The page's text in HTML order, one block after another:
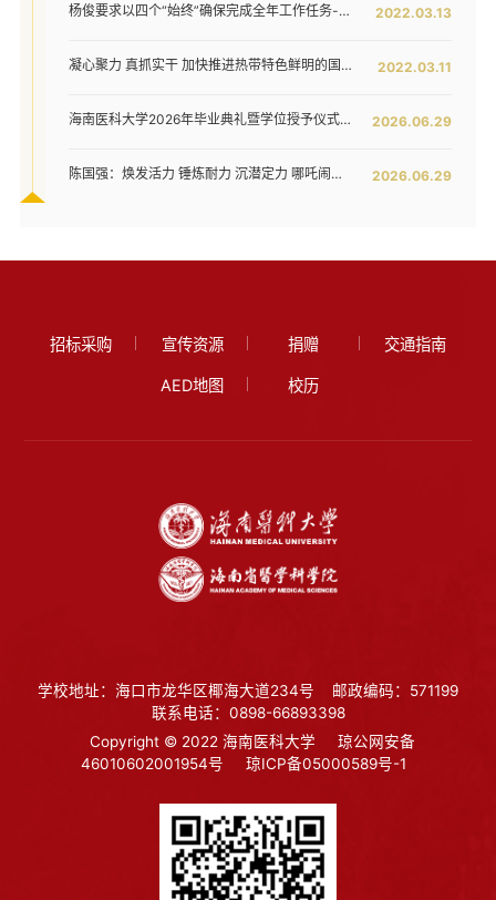
2022.03.13
杨俊要求以四个“始终”确保完成全年工作任务--我校六届五次教代会暨七届二次工代会胜利闭幕
2022.03.11
凝心聚力 真抓实干 加快推进热带特色鲜明的国际化高水平医科大学建设步伐 ——我校六届五次教代会暨七届二次工代会隆重开幕
2026.06.29
海南医科大学2026年毕业典礼暨学位授予仪式举行
2026.06.29
陈国强：焕发活力 锤炼耐力 沉潜定力 哪吒闹海拓新程——在海南医科大学2026年毕业典礼上的讲话
招标采购 宣传资源 捐赠 交通指南
AED地图 校历
学校地址：海口市龙华区椰海大道234号
邮政编码：571199
联系电话：0898-66893398
Copyright © 2022 海南医科大学
琼公网安备
46010602001954号
琼ICP备05000589号-1